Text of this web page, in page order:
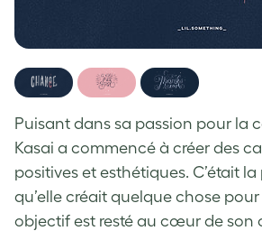
Puisant dans sa passion pour la
Kasai a commencé à créer des
positives et esthétiques. C’était la
qu’elle créait quelque chose pour
objectif est resté au cœur de son